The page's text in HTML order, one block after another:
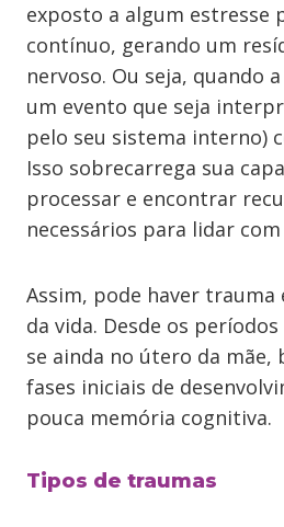
exposto a algum estresse
contínuo, gerando um
nervoso. Ou seja, quando
um evento que seja
pelo seu sistema interno)
Isso sobrecarrega sua
processar e encontrar
necessários para lidar
Assim, pode haver trauma
da vida. Desde os
se ainda no útero da mãe,
fases iniciais de
pouca memória cognitiva.
Tipos de traumas